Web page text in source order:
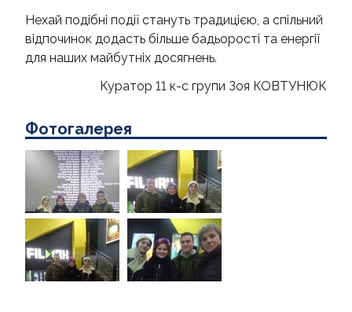
Нехай подібні події стануть традицією, а спільний
відпочинок додасть більше бадьорості та енергії
для наших майбутніх досягнень.
Куратор 11 к-с групи Зоя КОВТУНЮК
Фотогалерея